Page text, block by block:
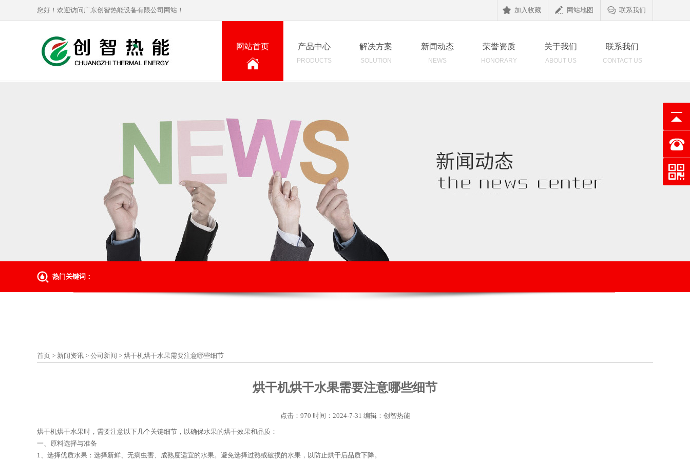
您好！欢迎访问广东创智热能设备有限公司网站！ 加入收藏 网站地图 联系我们
网站首页 产品中心
PRODUCTS
解决方案
SOLUTION
新闻动态
NEWS
荣誉资质
HONORARY
关于我们
ABOUT US
联系我们
CONTACT US
热门关键词：
首页 > 新闻资讯 > 公司新闻 > 烘干机烘干水果需要注意哪些细节
烘干机烘干水果需要注意哪些细节
点击：970 时间：2024-7-31 编辑：创智热能
烘干机烘干水果时，需要注意以下几个关键细节，以确保水果的烘干效果和品质：
一、原料选择与准备
1、选择优质水果：选择新鲜、无病虫害、成熟度适宜的水果。避免选择过熟或破损的水果，以防止烘干后品质下降。